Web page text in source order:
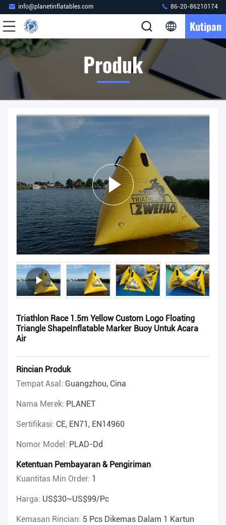
info@planetinflatables.com 86-20-86210174
Kutipan
Produk
Triathlon Race 1.5m Yellow Custom Logo Floating
Triangle ShapeInflatable Marker Buoy Untuk Acara
Air
Rincian Produk
Tempat Asal: Guangzhou, Cina
Nama Merek: PLANET
Sertifikasi: CE, EN71, EN14960
Nomor Model: PLAD-Dd
Ketentuan Pembayaran & Pengiriman
Kuantitas Min Order: 1
Harga: US$30~US$99/pc
Kemasan Rincian: 5 Pcs Dikemas Dalam 1 Kartun